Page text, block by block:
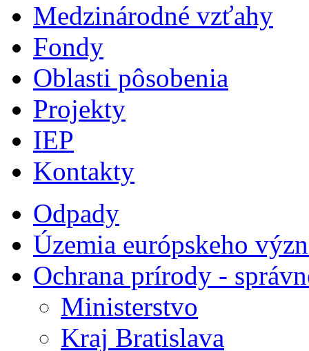
Medzinárodné vzťahy
Fondy
Oblasti pôsobenia
Projekty
IEP
Kontakty
Odpady
Územia európskeho
Ochrana prírody -
Ministerstvo
Kraj Bratislava